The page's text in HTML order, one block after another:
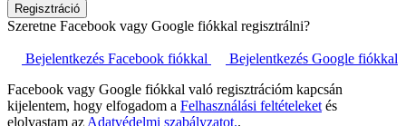
Regisztráció
Szeretne Facebook vagy Google fiókkal regisztrálni?
Bejelentkezés Facebook fiókkal
Bejelentkezés Google fiókkal
Facebook vagy Google fiókkal való regisztrációm kapcsán
kijelentem, hogy elfogadom a Felhasználási feltételeketés
elolvastam azAdatvédelmi szabályzatot..